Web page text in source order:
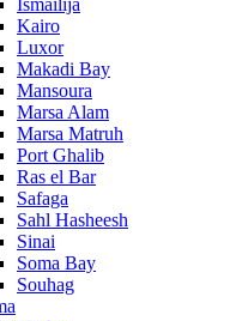
Kairo
Luxor
Makadi Bay
Mansoura
Marsa Alam
Marsa Matruh
Port Ghalib
Ras el Bar
Safaga
Sahl Hasheesh
Sinai
Soma Bay
Souhag